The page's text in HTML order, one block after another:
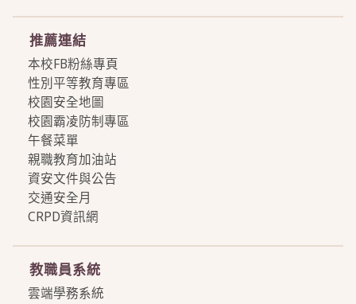
推薦連結
本校FB粉絲專頁
性別平等教育專區
校園安全地圖
校園霸凌防制專區
午餐菜單
親職教育加油站
資安文件與公告
交通安全月
CRPD資訊網
教職員系統
雲端學務系統